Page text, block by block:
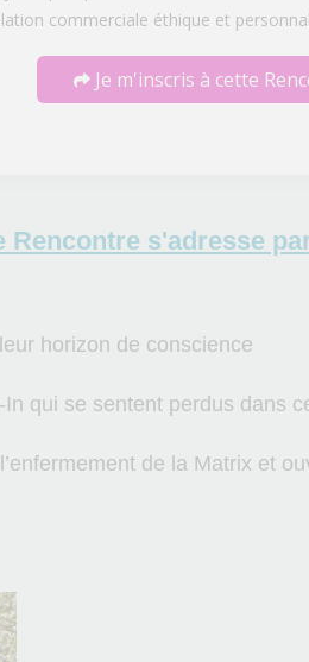
commerciale éthique et
Je m'inscris à cette
Rencontre s'adresse
horizon de conscience
qui se sentent perdus dans
de la Matrix et